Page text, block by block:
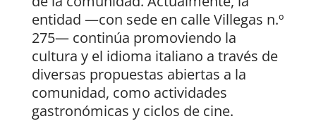
entidad —con sede en calle Villegas n.º
275— continúa promoviendo la
cultura y el idioma italiano a través de
diversas propuestas abiertas a la
comunidad, como actividades
gastronómicas y ciclos de cine.